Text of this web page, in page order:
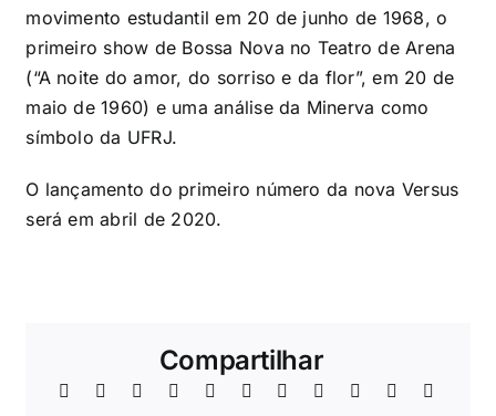
movimento estudantil em 20 de junho de 1968, o
primeiro show de Bossa Nova no Teatro de Arena
(“A noite do amor, do sorriso e da flor”, em 20 de
maio de 1960) e uma análise da Minerva como
símbolo da UFRJ.
O lançamento do primeiro número da nova Versus
será em abril de 2020.
Compartilhar